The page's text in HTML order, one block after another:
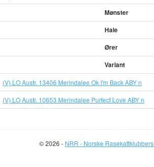
Mønster
Hale
Ører
Variant
(V) LO Austr. 13406 Merindalee Ok I'm Back ABY n
(V) LO Austr. 10653 Merindalee Purfect Love ABY n
© 2026 - NRR - Norske